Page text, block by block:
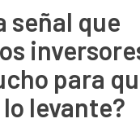
señal que
para
levante?